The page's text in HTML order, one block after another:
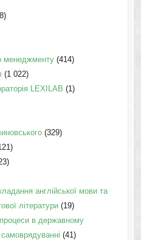
менеджменту(414)
(1 022)
LEXILAB (1)
(329)
англійської мови та
літератури(19)
в державному
(41)